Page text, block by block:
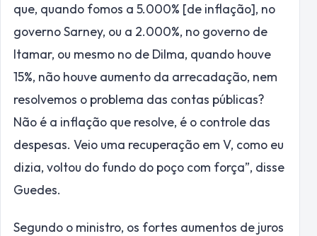
que, quando fomos a 5.000% [de inflação], no
governo Sarney, ou a 2.000%, no governo de
Itamar, ou mesmo no de Dilma, quando houve
15%, não houve aumento da arrecadação, nem
resolvemos o problema das contas públicas?
Não é a inflação que resolve, é o controle das
despesas. Veio uma recuperação em V, como eu
dizia, voltou do fundo do poço com força”, disse
Guedes.
Segundo o ministro, os fortes aumentos de juros